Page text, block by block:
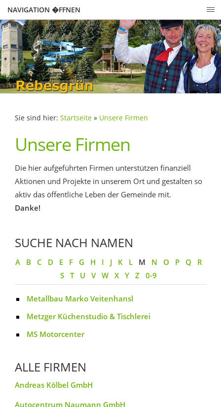
NAVIGATION �FFNEN
Sie sind hier: Startseite » Unsere Firmen
Unsere Firmen
Die hier aufgeführten Firmen unterstützen finanziell
Aktionen und Projekte in unserem Ort und gestalten so
aktiv das öffentliche Leben der Gemeinde mit.
Danke!
SUCHE NACH NAMEN
A B C D E F G H I J K L M N O P Q
R
S T U V W X Y Z 0-9
Metallbau Marko Veitenhansl
Metzger Küchenstudio & Tischlerei
MS Motorcenter
ALLE FIRMEN
Andreas Kölbel GmbH
Autocentrum Naumann GmbH